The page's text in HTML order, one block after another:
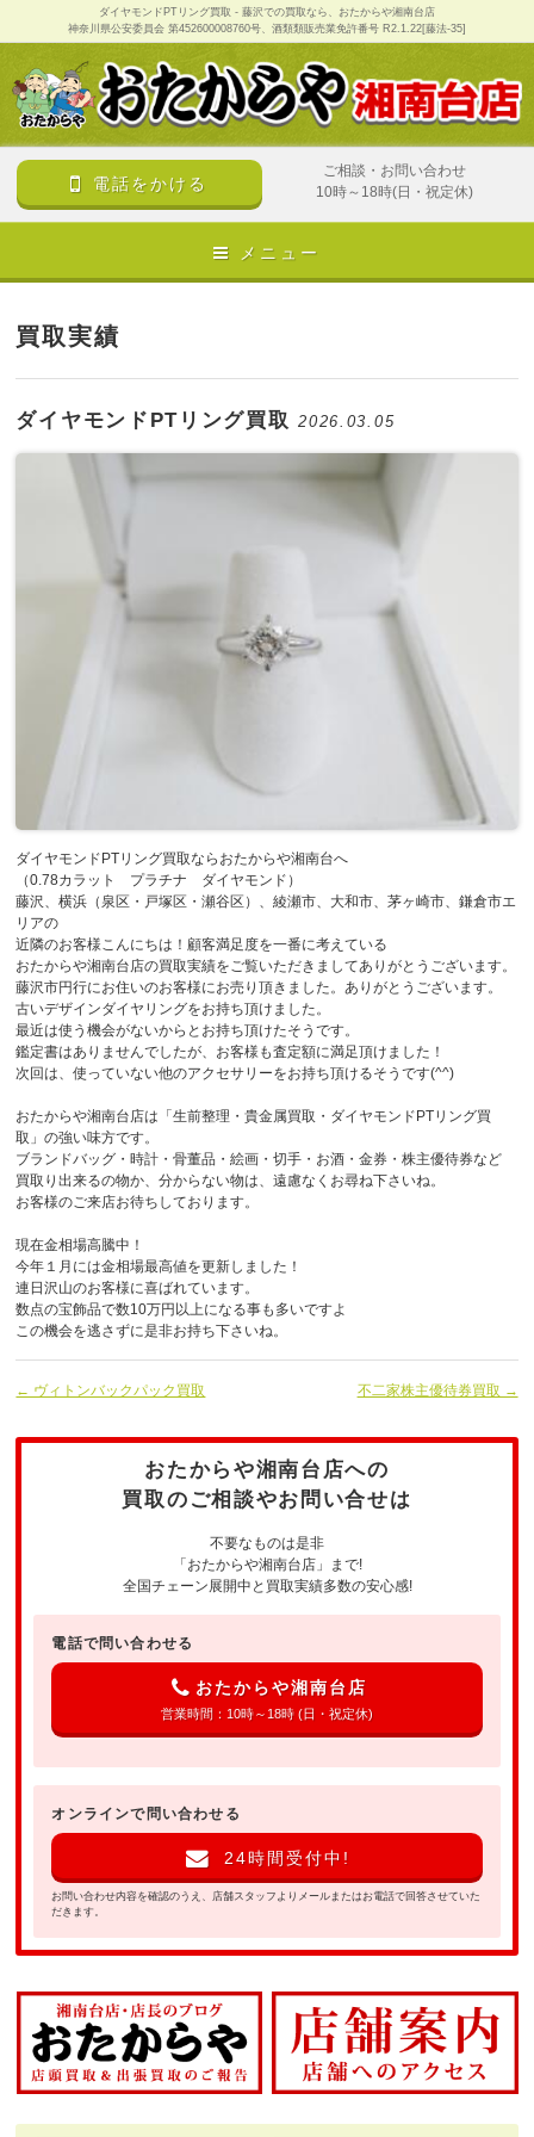
ダイヤモンドPTリング買取 - 藤沢での買取なら、おたからや湘南台店
神奈川県公安委員会 第452600008760号、酒類類販売業免許番号 R2.1.22[藤法-35]
電話をかける
ご相談・お問い合わせ
10時～18時(日・祝定休)
メニュー
買取実績
ダイヤモンドPTリング買取2026.03.05
ダイヤモンドPTリング買取ならおたからや湘南台へ
（0.78カラット プラチナ ダイヤモンド）
藤沢、横浜（泉区・戸塚区・瀬谷区）、綾瀬市、大和市、茅ヶ崎市、鎌倉市エ
リアの
近隣のお客様こんにちは！顧客満足度を一番に考えている
おたからや湘南台店の買取実績をご覧いただきましてありがとうございます。
藤沢市円行にお住いのお客様にお売り頂きました。ありがとうございます。
古いデザインダイヤリングをお持ち頂けました。
最近は使う機会がないからとお持ち頂けたそうです。
鑑定書はありませんでしたが、お客様も査定額に満足頂けました！
次回は、使っていない他のアクセサリーをお持ち頂けるそうです(^^)
おたからや湘南台店は「生前整理・貴金属買取・ダイヤモンドPTリング買
取」の強い味方です。
ブランドバッグ・時計・骨董品・絵画・切手・お酒・金券・株主優待券など
買取り出来るの物か、分からない物は、遠慮なくお尋ね下さいね。
お客様のご来店お待ちしております。
現在金相場高騰中！
今年１月には金相場最高値を更新しました！
連日沢山のお客様に喜ばれています。
数点の宝飾品で数10万円以上になる事も多いですよ
この機会を逃さずに是非お持ち下さいね。
← ヴィトンバックパック買取 不二家株主優待券買取 →
おたからや湘南台店への
買取のご相談やお問い合せは
不要なものは是非
「おたからや湘南台店」まで!
全国チェーン展開中と買取実績多数の安心感!
電話で問い合わせる
おたからや湘南台店
営業時間：10時～18時 (日・祝定休)
オンラインで問い合わせる
24時間受付中!
お問い合わせ内容を確認のうえ、店舗スタッフよりメールまたはお電話で回答させていた
だきます。